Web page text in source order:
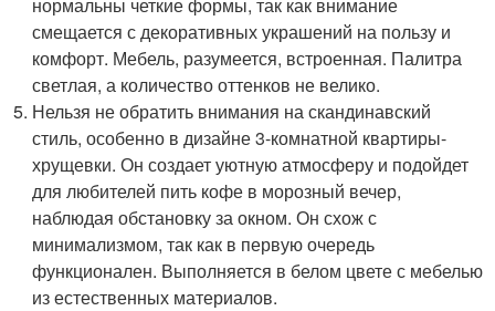
смещается с декоративных украшений на пользу и
комфорт. Мебель, разумеется, встроенная. Палитра
светлая, а количество оттенков не велико.
Нельзя не обратить внимания на скандинавский
стиль, особенно в дизайне 3-комнатной квартиры-
хрущевки. Он создает уютную атмосферу и подойдет
для любителей пить кофе в морозный вечер,
наблюдая обстановку за окном. Он схож с
минимализмом, так как в первую очередь
функционален. Выполняется в белом цвете с мебелью
из естественных материалов.